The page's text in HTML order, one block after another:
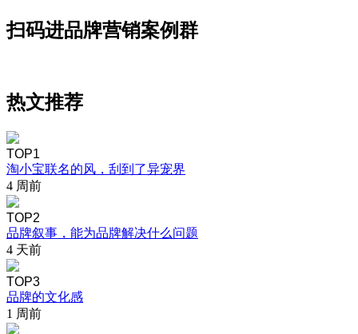
扫码进品牌营销案例群
热文推荐
TOP1
淘小宝联名的风，刮到了异宠界
4 周前
TOP2
品牌叙事，能为品牌解决什么问题
4 天前
TOP3
品牌的文化感
1 周前